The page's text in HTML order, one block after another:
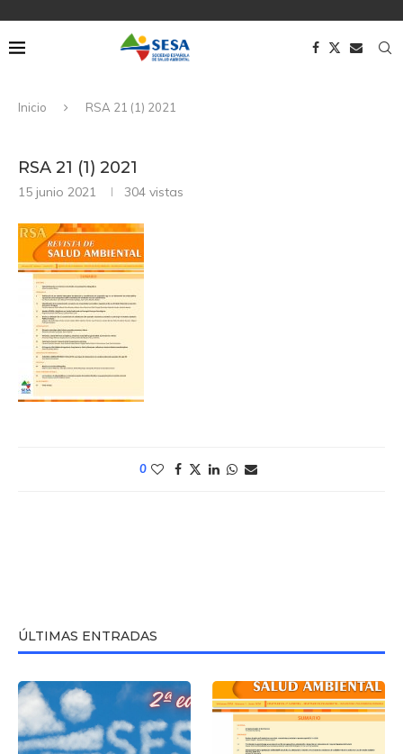
Inicio RSA 21 (1) 2021
RSA 21 (1) 2021
15 junio 2021 304 vistas
0
ÚLTIMAS ENTRADAS